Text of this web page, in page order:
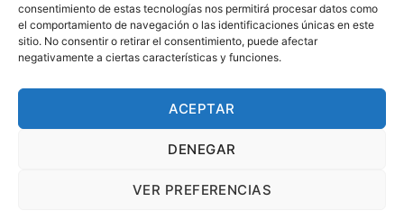
consentimiento de estas tecnologías nos permitirá procesar datos como
el comportamiento de navegación o las identificaciones únicas en este
sitio. No consentir o retirar el consentimiento, puede afectar
negativamente a ciertas características y funciones.
ACEPTAR
DENEGAR
VER PREFERENCIAS
española. Para cualquier controversia que pudiera
derivarse del acceso o uso del sitio web, ambas
partes se someterán a los juzgados y tribunales de
POLÍTICA DE PRIVACIDAD
AVISO LEGAL
POLÍTICA DE COMPRAS Y DEVOLUCIONES